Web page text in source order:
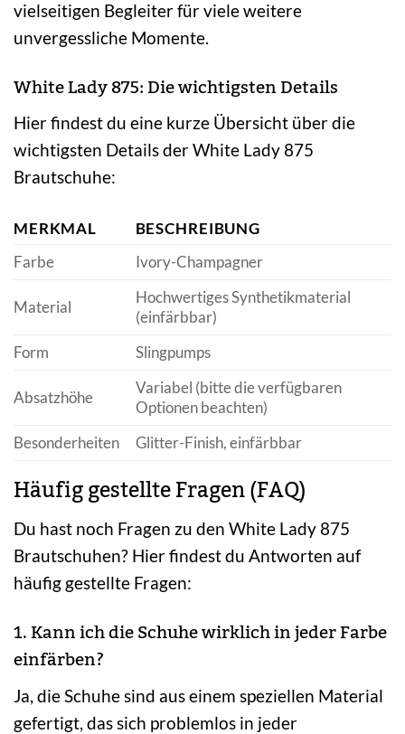
vielseitigen Begleiter für viele weitere
unvergessliche Momente.
White Lady 875: Die wichtigsten Details
Hier findest du eine kurze Übersicht über die
wichtigsten Details der White Lady 875
Brautschuhe:
MERKMAL
BESCHREIBUNG
Farbe
Ivory-Champagner
Material
Hochwertiges Synthetikmaterial
(einfärbbar)
Form
Slingpumps
Absatzhöhe
Variabel (bitte die verfügbaren
Optionen beachten)
Besonderheiten
Glitter-Finish, einfärbbar
Häufig gestellte Fragen (FAQ)
Du hast noch Fragen zu den White Lady 875
Brautschuhen? Hier findest du Antworten auf
häufig gestellte Fragen:
1. Kann ich die Schuhe wirklich in jeder Farbe
einfärben?
Ja, die Schuhe sind aus einem speziellen Material
gefertigt, das sich problemlos in jeder